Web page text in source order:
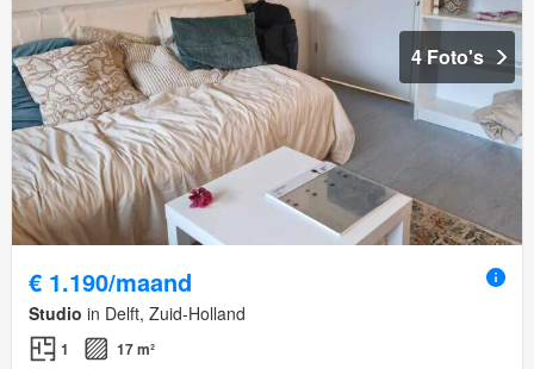
4 Foto's
€ 1.190/maand
Studio in Delft, Zuid-Holland
1
17 m²